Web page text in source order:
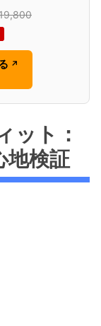
↗
ット：
地検証